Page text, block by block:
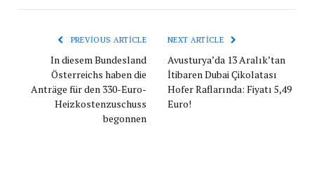
PREVIOUS ARTICLE
In diesem Bundesland
Österreichs haben die
Anträge für den 330-Euro-
Heizkostenzuschuss
begonnen
NEXT ARTICLE
Avusturya’da 13 Aralık’tan
İtibaren Dubai Çikolatası
Hofer Raflarında: Fiyatı 5,49
Euro!